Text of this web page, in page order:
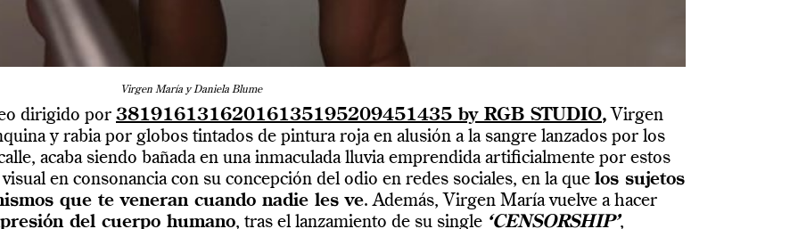
Virgen María y Daniela Blume
dirigido por 38191613162016135195209451435 by RGB STUDIO, Virgen
y rabia por globos tintados de pintura roja en alusión a la sangre lanzados por los
acaba siendo bañada en una inmaculada lluvia emprendida artificialmente por estos
en consonancia con su concepción del odio en redes sociales, en la que los sujetos
que te veneran cuando nadie les ve. Además, Virgen María vuelve a hacer
del cuerpo humano, tras el lanzamiento de su single ‘CENSORSHIP’,